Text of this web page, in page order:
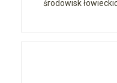
środowisk